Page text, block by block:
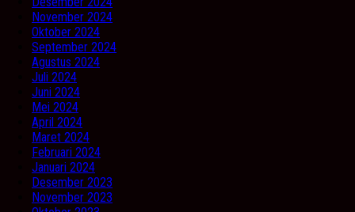
November 2024
Oktober 2024
September 2024
Agustus 2024
Juli 2024
Juni 2024
Mei 2024
April 2024
Maret 2024
Februari 2024
Januari 2024
Desember 2023
November 2023